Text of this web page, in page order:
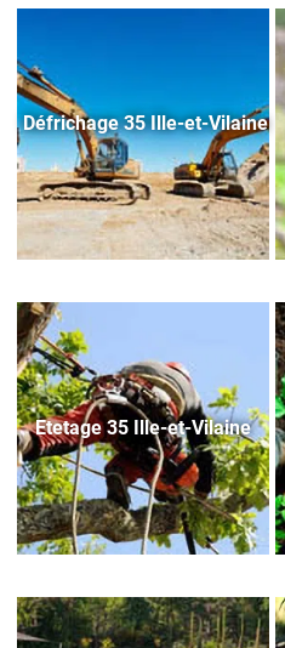
Défrichage 35 Ille-et-Vilaine
Etetage 35 Ille-et-Vilaine